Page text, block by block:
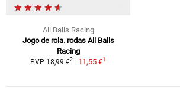
All Balls Racing
Jogo de rola. rodas All Balls
Racing
PVP 18,99 €2 11,55 €1